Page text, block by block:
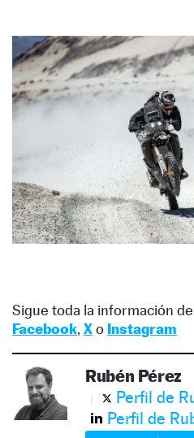
Sigue toda la información
Facebook, Xo Instagram
Rubén Pérez
Perfil de
Perfil de